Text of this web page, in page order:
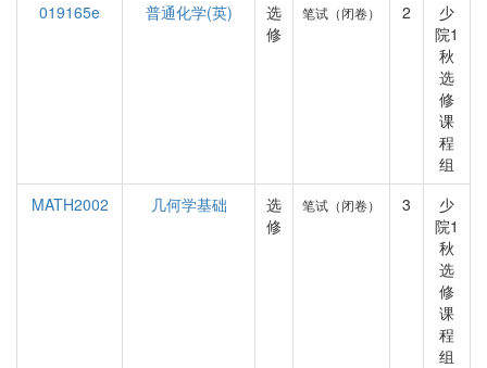
019165e
普通化学(英)
选
修
笔试（闭卷） 2
少
院1
秋
选
修
课
程
组
MATH2002
几何学基础
选
修
笔试（闭卷） 3
少
院1
秋
选
修
课
程
组